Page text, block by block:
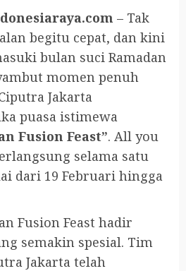
– Tak
begitu cepat, dan kini
bulan suci Ramadan
momen penuh
Jakarta
puasa istimewa
Fusion Feast”. All you
selama satu
dari 19 Februari hingga
Fusion Feast hadir
semakin spesial. Tim
Jakarta telah